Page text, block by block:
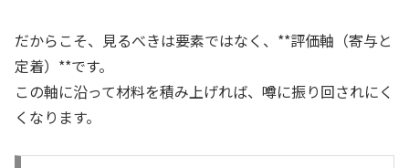
だからこそ、見るべきは要素ではなく、**評価軸（寄与と
定着）**です。
この軸に沿って材料を積み上げれば、噂に振り回されにく
くなります。